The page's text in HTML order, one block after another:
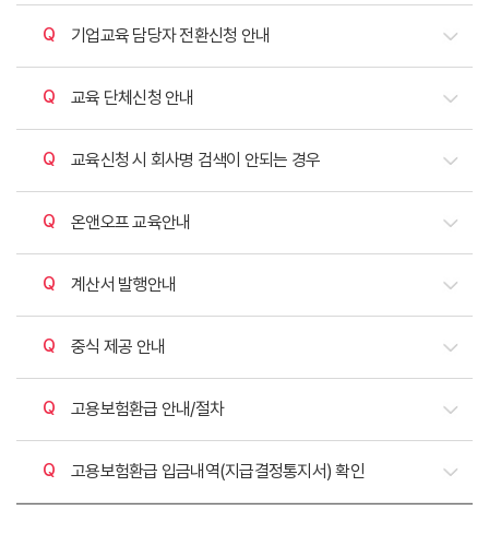
질문
기업교육 담당자 전환신청 안내
질문
교육 단체신청 안내
질문
교육신청 시 회사명 검색이 안되는 경우
질문
온앤오프 교육안내
질문
계산서 발행안내
질문
중식 제공 안내
질문
고용보험환급 안내/절차
질문
고용보험환급 입금내역(지급결정통지서) 확인